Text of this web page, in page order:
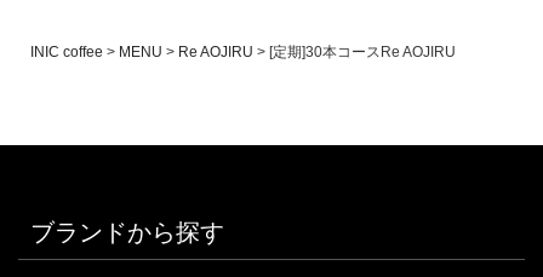
INIC coffee MENU Re AOJIRU [定期]30本コースRe AOJIRU
ブランドから探す